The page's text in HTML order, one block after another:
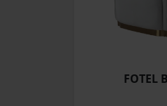
FOTEL